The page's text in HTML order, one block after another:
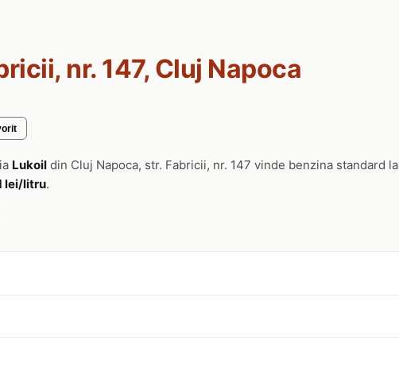
nr. 147, Cluj Napoca
Lukoil din Cluj Napoca, str. Fabricii, nr. 147 vinde benzina standard la
lei/litru.